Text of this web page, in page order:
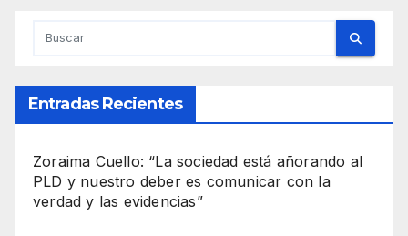
Entradas Recientes
Zoraima Cuello: “La sociedad está añorando al
PLD y nuestro deber es comunicar con la
verdad y las evidencias”